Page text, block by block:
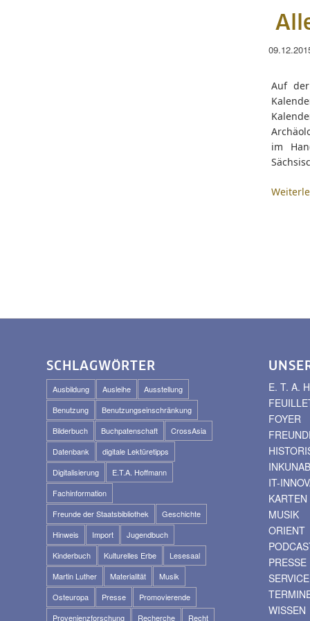
Auf
im
SCHLAGWÖRTER
Ausbildung Ausleihe
Ausstellung
Benutzung
Benutzungseinschränkung
Bilderbuch
Buchpatenschaft
CrossAsia
Datenbank
digitale Lektüretipps
Digitalisierung
E.T.A. Hoffmann
Fachinformation
Freunde der Staatsbibliothek
Geschichte
Hinweis
Import
Jugendbuch
Kinderbuch
Kulturelles Erbe
Lesesaal
Martin Luther
Materialität
Musik
Osteuropa
Presse
Promovierende
Provenienzforschung
Recherche Recht
E. T. A.
FOYER
IT-
KARTEN
MUSIK
ORIENT
PRESSE
SERVICE
WISSEN